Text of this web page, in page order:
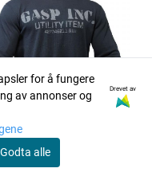
for å fungere
av annonser og
Drevet av
Godta alle